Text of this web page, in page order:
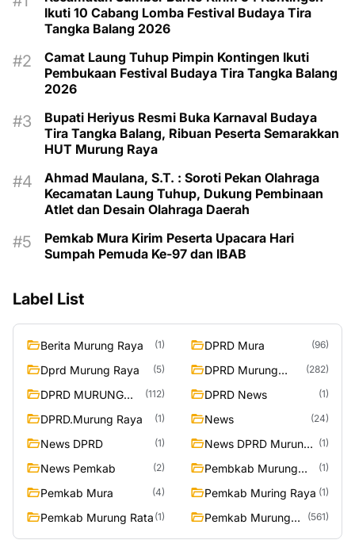
Ikuti 10 Cabang Lomba Festival Budaya Tira
Tangka Balang 2026
Camat Laung Tuhup Pimpin Kontingen Ikuti
Pembukaan Festival Budaya Tira Tangka Balang
2026
Bupati Heriyus Resmi Buka Karnaval Budaya
Tira Tangka Balang, Ribuan Peserta Semarakkan
HUT Murung Raya
Ahmad Maulana, S.T. : Soroti Pekan Olahraga
Kecamatan Laung Tuhup, Dukung Pembinaan
Atlet dan Desain Olahraga Daerah
Pemkab Mura Kirim Peserta Upacara Hari
Sumpah Pemuda Ke-97 dan IBAB
Label List
Berita Murung Raya (1) DPRD Mura (96)
Dprd Murung Raya (5)
DPRD Murung
(282)
DPRD MURUNG
(112) DPRD News (1)
DPRD.Murung Raya (1) News (24)
News DPRD (1)
News DPRD Murung
(1)
News Pemkab (2)
Pembkab Murung
(1)
Pemkab Mura (4) Pemkab Muring Raya (1)
Pemkab Murung Rata (1)
Pemkab Murung
(561)